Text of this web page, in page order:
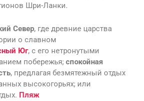
Шри-Ланки.
Север, где древние царства
о славном
Юг, с его нетронутыми
побережья; спокойная
, предлагая безмятежный отдых
высокогорьях; или
Пляж